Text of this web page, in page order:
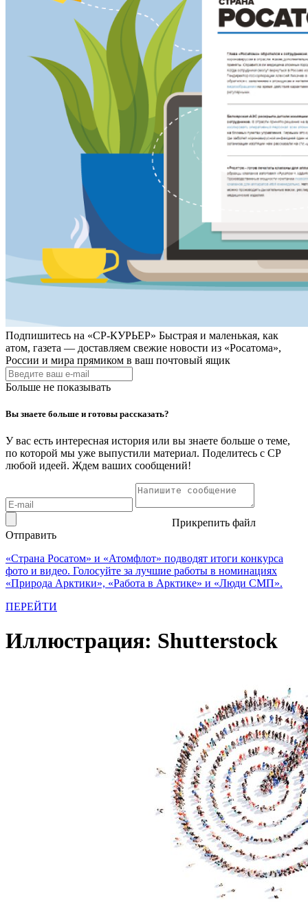
Подпишитесь на «СР-КУРЬЕР» Быстрая и маленькая, как
атом, газета — доставляем свежие новости из «Росатома»,
России и мира прямиком в ваш почтовый ящик
Больше не показывать
Вы знаете больше и готовы рассказать?
У вас есть интересная история или вы знаете больше о теме,
по которой мы уже выпустили материал. Поделитесь с СР
любой идеей. Ждем ваших сообщений!
Прикрепить файл
Отправить
«Страна Росатом» и «Атомфлот» подводят итоги конкурса
фото и видео. Голосуйте за лучшие работы в номинациях
«Природа Арктики», «Работа в Арктике» и «Люди СМП».
ПЕРЕЙТИ
Иллюстрация: Shutterstock